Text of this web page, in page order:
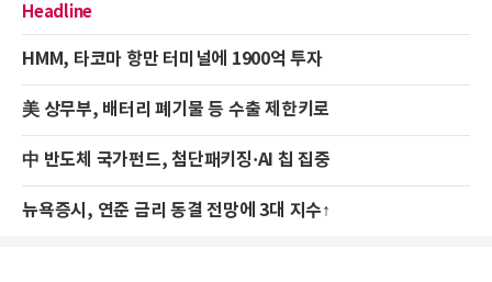
Headline
HMM, 타코마 항만 터미널에 1900억 투자
美 상무부, 배터리 폐기물 등 수출 제한키로
中 반도체 국가펀드, 첨단패키징·AI 칩 집중
뉴욕증시, 연준 금리 동결 전망에 3대 지수↑